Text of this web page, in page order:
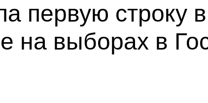
первую строку в
на выборах в